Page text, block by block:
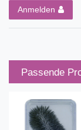
Anmelden
Passende